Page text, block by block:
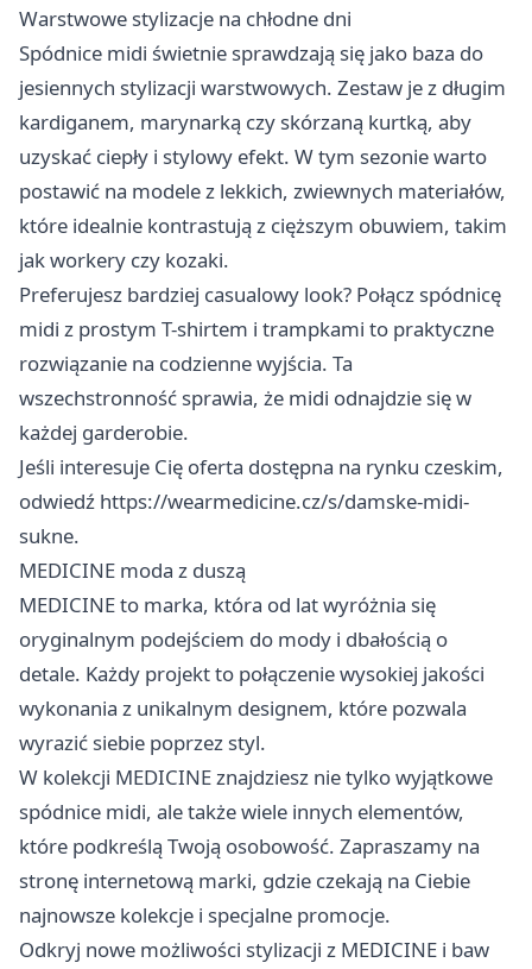
Warstwowe stylizacje na chłodne dni
Spódnice midi świetnie sprawdzają się jako baza do
jesiennych stylizacji warstwowych. Zestaw je z długim
kardiganem, marynarką czy skórzaną kurtką, aby
uzyskać ciepły i stylowy efekt. W tym sezonie warto
postawić na modele z lekkich, zwiewnych materiałów,
które idealnie kontrastują z cięższym obuwiem, takim
jak workery czy kozaki.
Preferujesz bardziej casualowy look? Połącz spódnicę
midi z prostym T-shirtem i trampkami to praktyczne
rozwiązanie na codzienne wyjścia. Ta
wszechstronność sprawia, że midi odnajdzie się w
każdej garderobie.
Jeśli interesuje Cię oferta dostępna na rynku czeskim,
odwiedź https://wearmedicine.cz/s/damske-midi-
sukne.
MEDICINE moda z duszą
MEDICINE to marka, która od lat wyróżnia się
oryginalnym podejściem do mody i dbałością o
detale. Każdy projekt to połączenie wysokiej jakości
wykonania z unikalnym designem, które pozwala
wyrazić siebie poprzez styl.
W kolekcji MEDICINE znajdziesz nie tylko wyjątkowe
spódnice midi, ale także wiele innych elementów,
które podkreślą Twoją osobowość. Zapraszamy na
stronę internetową marki, gdzie czekają na Ciebie
najnowsze kolekcje i specjalne promocje.
Odkryj nowe możliwości stylizacji z MEDICINE i baw